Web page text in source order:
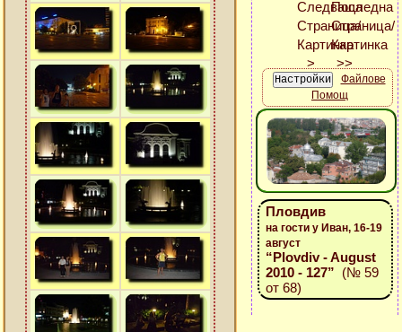
Файлове
Помощ
Пловдив
на гости у Иван, 16-19
август
“Plovdiv - August
2010 - 127” (№ 59
от 68)